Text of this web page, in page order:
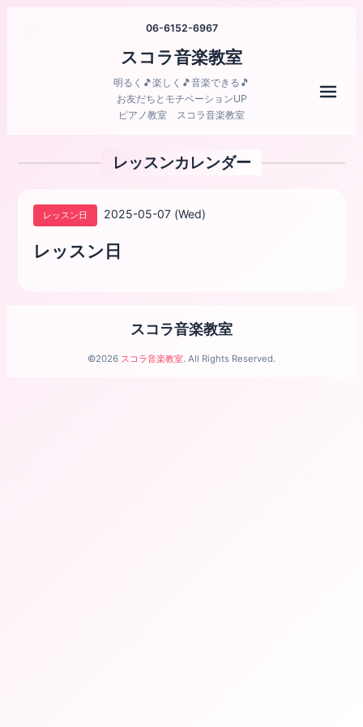
06-6152-6967
スコラ音楽教室
明るく🎵楽しく🎵音楽できる🎵
お友だちとモチベーションUP
ピアノ教室 スコラ音楽教室
レッスンカレンダー
レッスン日 2025-05-07 (Wed)
レッスン日
スコラ音楽教室
©2026 スコラ音楽教室. All Rights Reserved.